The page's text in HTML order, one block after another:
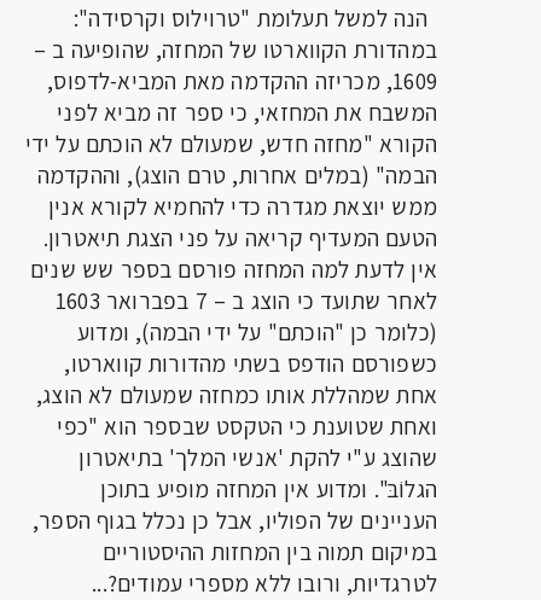
הנה למשל תעלומת "טרוילוס וקרסידה":
במהדורת הקווארטו של המחזה, שהופיעה ב –
1609, מכריזה ההקדמה מאת המביא-לדפוס,
המשבח את המחזאי, כי ספר זה מביא לפני
הקורא "מחזה חדש, שמעולם לא הוכתם על ידי
הבמה" (במלים אחרות, טרם הוצג), וההקדמה
ממש יוצאת מגדרה כדי להחמיא לקורא אנין
הטעם המעדיף קריאה על פני הצגת תיאטרון.
אין לדעת למה המחזה פורסם בספר שש שנים
לאחר שתועד כי הוצג ב – 7 בפברואר 1603
(כלומר כן "הוכתם" על ידי הבמה), ומדוע
כשפורסם הודפס בשתי מהדורות קווארטו,
אחת שמהללת אותו כמחזה שמעולם לא הוצג,
ואחת שטוענת כי הטקסט שבספר הוא "כפי
שהוצג ע"י להקת 'אנשי המלך' בתיאטרון
הגלוֹבּ". ומדוע אין המחזה מופיע בתוכן
העניינים של הפוליו, אבל כן נכלל בגוף הספר,
במיקום תמוה בין המחזות ההיסטוריים
לטרגדיות, ורובו ללא מספרי עמודים?...